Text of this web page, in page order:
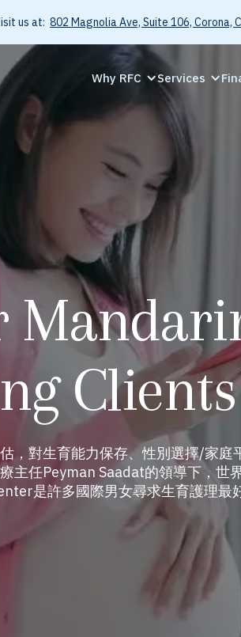
us at: 802 Magnolia Ave, Suite 106, Corona,
Why RFC Services
Clients
，對生育能力保存、性別選擇/家庭
主任Peyman Saadat的領導下，世
是許多國際男女尋求生育護理最